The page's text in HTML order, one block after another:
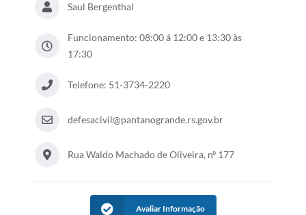
Audiências Públicas
Arquivos para Download
Turismo
Contas Públicas
Saul Bergenthal
Funcionamento: 08:00 á 12:00 e 13:30 às
17:30
Telefone: 51-3734-2220
defesacivil@pantanogrande.rs.gov.br
Rua Waldo Machado de Oliveira, nº 177
Avaliar Informação